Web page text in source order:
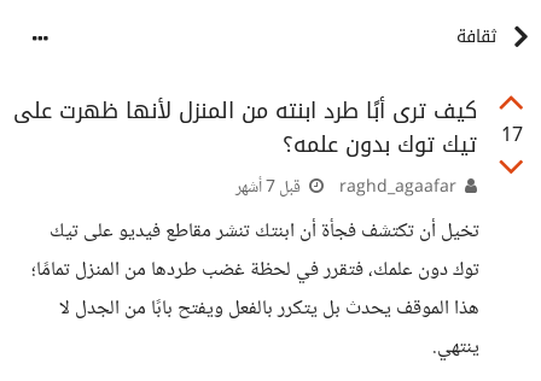
ثقافة
17
كيف ترى أبًا طرد ابنته من المنزل لأنها ظهرت على
تيك توك بدون علمه؟
قبل 7 أشهر
تخيل أن تكتشف فجأة أن ابنتك تنشر مقاطع فيديو على تيك
توك دون علمك، فتقرر في لحظة غضب طردها من المنزل تمامًا؛
هذا الموقف يحدث بل يتكرر بالفعل ويفتح بابًا من الجدل لا
ينتهي.